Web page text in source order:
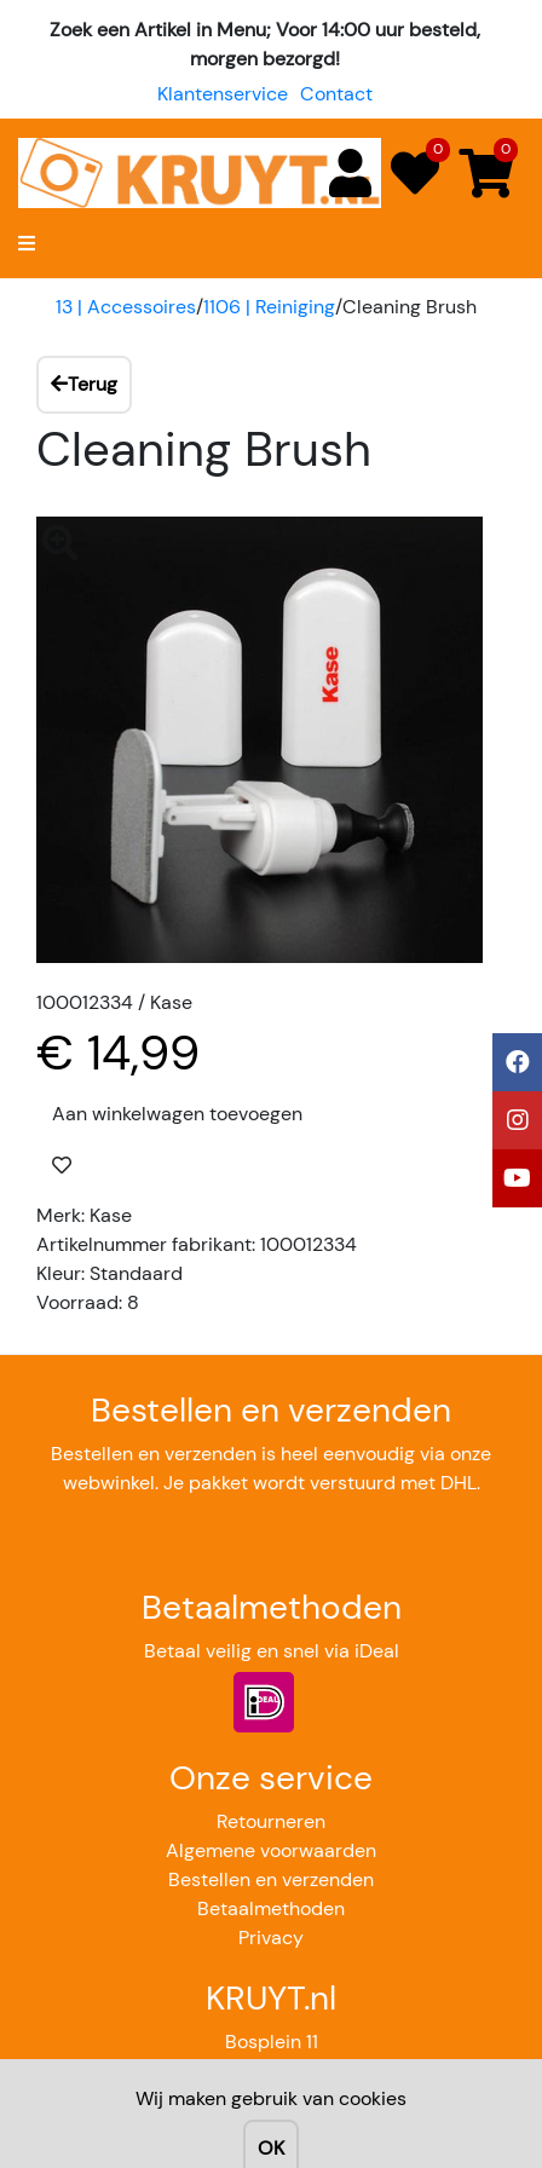
Wij maken gebruik van cookies
OK
Zoek een Artikel in Menu; Voor 14:00 uur besteld,
morgen bezorgd!
Klantenservice Contact
0 0
13 | Accessoires/1106 | Reiniging/Cleaning Brush
Terug
Cleaning Brush
100012334 / Kase
€ 14,99
Aan winkelwagen toevoegen
Merk: Kase
Artikelnummer fabrikant: 100012334
Kleur: Standaard
Voorraad: 8
Bestellen en verzenden
Bestellen en verzenden is heel eenvoudig via onze
webwinkel. Je pakket wordt verstuurd met DHL.
Betaalmethoden
Betaal veilig en snel via iDeal
Onze service
Retourneren
Algemene voorwaarden
Bestellen en verzenden
Betaalmethoden
Privacy
KRUYT.nl
Bosplein 11
071-4012851
Contact